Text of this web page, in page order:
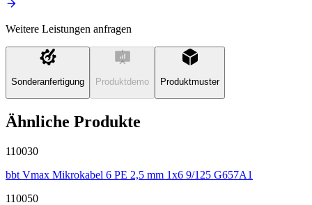
Weitere Leistungen anfragen
Sonderanfertigung Produktdemo Produktmuster
Ähnliche Produkte
110030
bbt Vmax Mikrokabel 6 PE 2,5 mm 1x6 9/125 G657A1
110050